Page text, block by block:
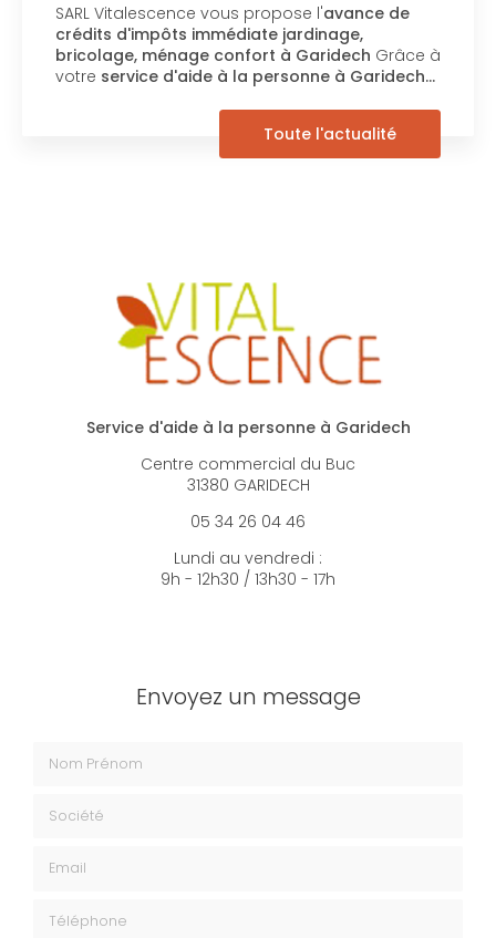
SARL Vitalescence vous propose l' avance de
crédits d'impôts immédiate jardinage,
bricolage, ménage confort à GaridechGrâce à
votreservice d'aide à la personne à Garidech…
Toute l'actualité
Service d'aide à la personne à Garidech
Centre commercial du Buc
31380 GARIDECH
05 34 26 04 46
Lundi au vendredi :
9h - 12h30 / 13h30 - 17h
Envoyez un message